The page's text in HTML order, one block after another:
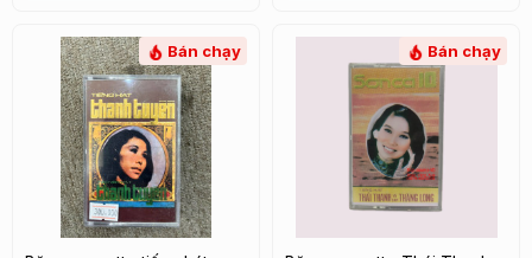
Bán chạy Bán chạy